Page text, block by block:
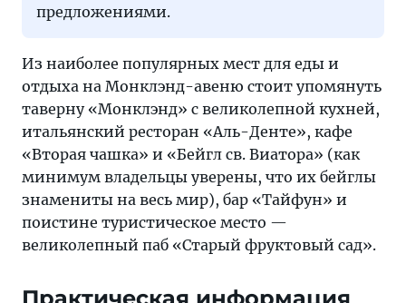
предложениями.
Из наиболее популярных мест для еды и
отдыха на Монклэнд-авеню стоит упомянуть
таверну «Монклэнд» с великолепной кухней,
итальянский ресторан «Аль-Денте», кафе
«Вторая чашка» и «Бейгл св. Виатора» (как
минимум владельцы уверены, что их бейглы
знамениты на весь мир), бар «Тайфун» и
поистине туристическое место —
великолепный паб «Старый фруктовый сад».